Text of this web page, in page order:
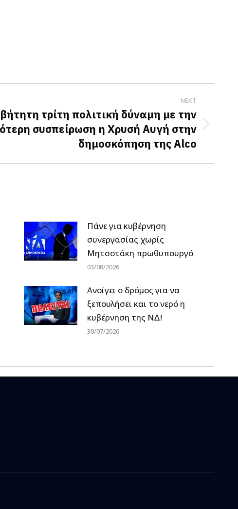
NEXT
τρίτη πολιτική δύναμη με την
συσπείρωση η Χρυσή Αυγή στην
δημοσκόπηση της Alco
Πάνε για κυβέρνηση
συνεργασίας χωρίς
Μητσοτάκη πρωθυπουργό
03/08/2026
Ανοίγει ο δρόμος για να
ξεπουλήσει και το νερό η
κυβέρνηση της ΝΔ!
30/07/2026